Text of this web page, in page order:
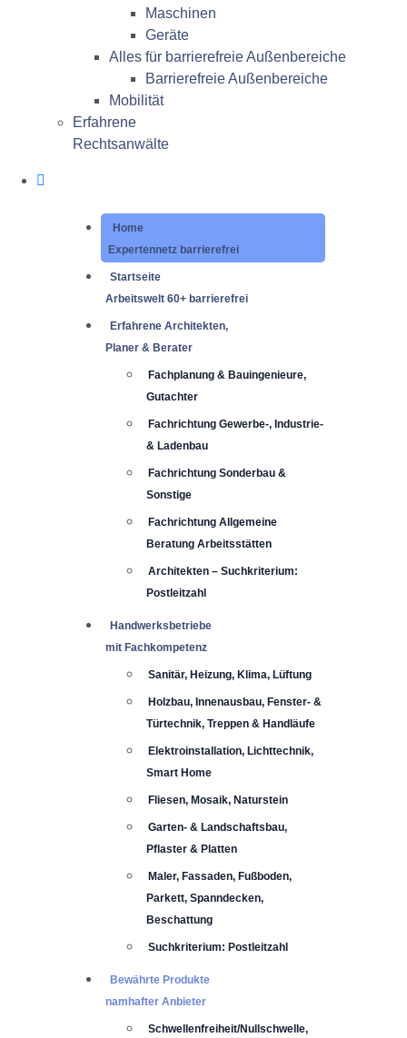
Maschinen
Geräte
Alles für barrierefreie Außenbereiche
Barrierefreie Außenbereiche
Mobilität
Erfahrene
Rechtsanwälte
Home
Expertennetz barrierefrei
Startseite
Arbeitswelt 60+ barrierefrei
Erfahrene Architekten,
Planer & Berater
Fachplanung & Bauingenieure,
Gutachter
Fachrichtung Gewerbe-, Industrie-
& Ladenbau
Fachrichtung Sonderbau &
Sonstige
Fachrichtung Allgemeine
Beratung Arbeitsstätten
Architekten – Suchkriterium:
Postleitzahl
Handwerksbetriebe
mit Fachkompetenz
Sanitär, Heizung, Klima, Lüftung
Holzbau, Innenausbau, Fenster- &
Türtechnik, Treppen & Handläufe
Elektroinstallation, Lichttechnik,
Smart Home
Fliesen, Mosaik, Naturstein
Garten- & Landschaftsbau,
Pflaster & Platten
Maler, Fassaden, Fußboden,
Parkett, Spanndecken,
Beschattung
Suchkriterium: Postleitzahl
Bewährte Produkte
namhafter Anbieter
Schwellenfreiheit/Nullschwelle,